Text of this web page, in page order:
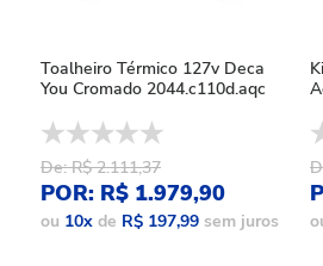
Toalheiro Térmico 127v Deca
You Cromado 2044.c110d.aqc
De: R$ 2.111,37
POR: R$ 1.979,90
ou 10x de R$ 197,99 sem juros